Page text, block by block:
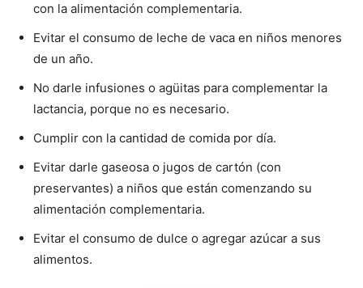
con la alimentación complementaria.
Evitar el consumo de leche de vaca en niños menores
de un año.
No darle infusiones o agüitas para complementar la
lactancia, porque no es necesario.
Cumplir con la cantidad de comida por día.
Evitar darle gaseosa o jugos de cartón (con
preservantes) a niños que están comenzando su
alimentación complementaria.
Evitar el consumo de dulce o agregar azúcar a sus
alimentos.